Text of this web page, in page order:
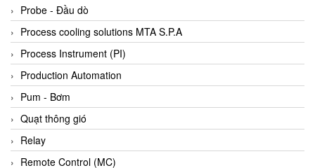
Biotech
BirdX Vietnam
BK Vibro
Black Box
BlackBox Vietnam
BLAGDON PUMP
Bloom Engineering
Boneng
Probe - Đầu dò
Process cooling solutions MTA S.P.A
Process Instrument (PI)
Production Automation
Pum - Bơm
Quạt thông gió
Relay
Remote Control (MC)